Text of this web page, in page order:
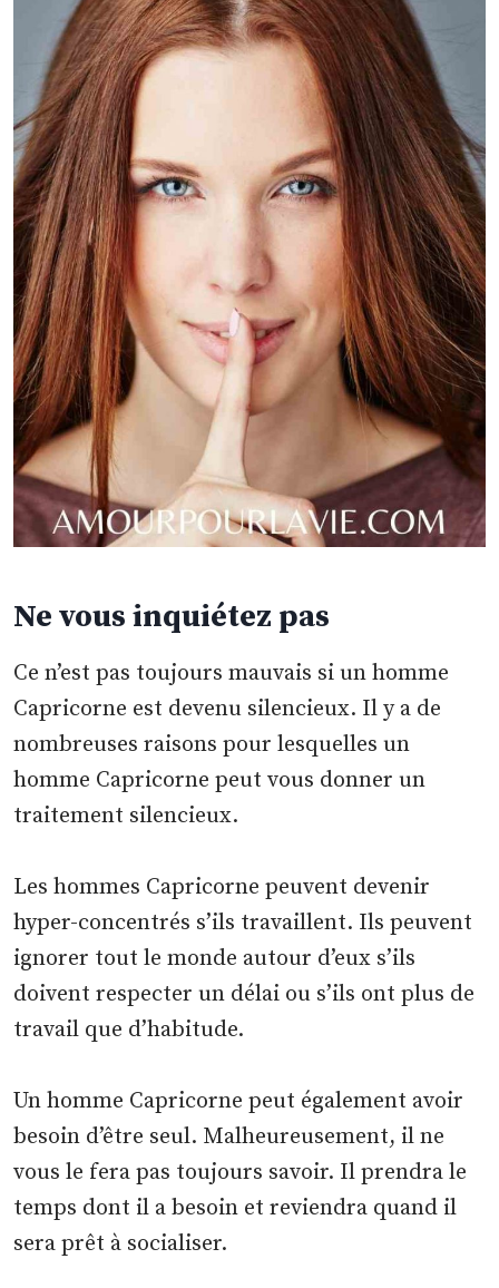
Ne vous inquiétez pas
Ce n’est pas toujours mauvais si un homme
Capricorne est devenu silencieux. Il y a de
nombreuses raisons pour lesquelles un
homme Capricorne peut vous donner un
traitement silencieux.
Les hommes Capricorne peuvent devenir
hyper-concentrés s’ils travaillent. Ils peuvent
ignorer tout le monde autour d’eux s’ils
doivent respecter un délai ou s’ils ont plus de
travail que d’habitude.
Un homme Capricorne peut également avoir
besoin d’être seul. Malheureusement, il ne
vous le fera pas toujours savoir. Il prendra le
temps dont il a besoin et reviendra quand il
sera prêt à socialiser.